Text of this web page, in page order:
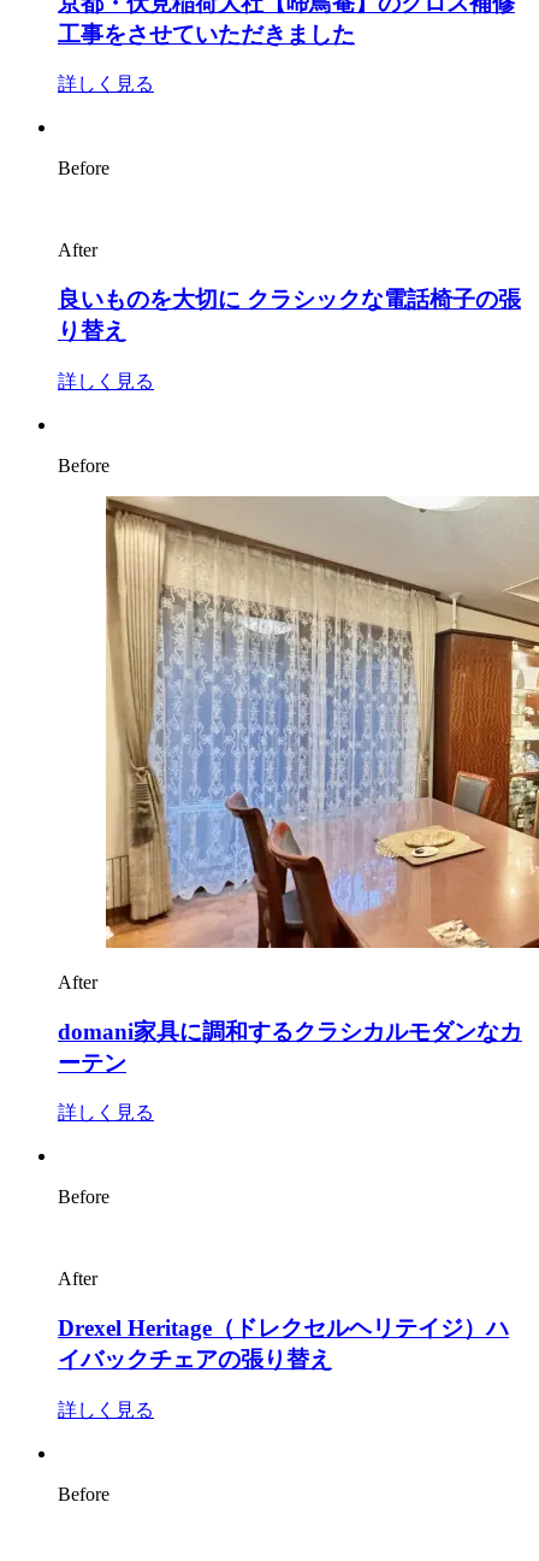
工事をさせていただきました
詳しく見る
Before
After
良いものを大切に クラシックな電話椅子の張
り替え
詳しく見る
Before
After
domani家具に調和するクラシカルモダンなカ
ーテン
詳しく見る
Before
After
Drexel Heritage（ドレクセルヘリテイジ）ハ
イバックチェアの張り替え
詳しく見る
Before